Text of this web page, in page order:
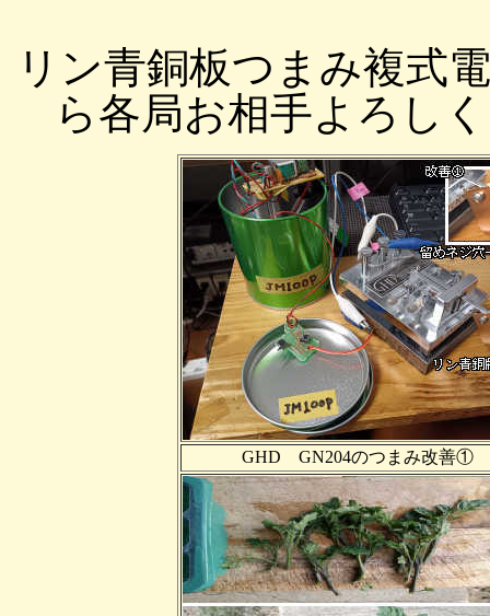
リン青銅板つまみ複式
ら各局お相手よろし
GHD GN204のつまみ改善①